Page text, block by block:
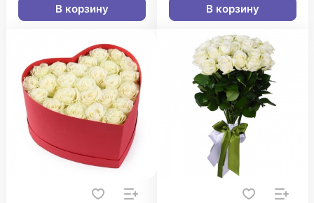
В корзину В корзину